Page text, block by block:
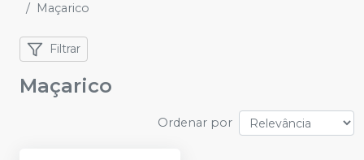
Maçarico
Filtrar
Maçarico
Ordenar por